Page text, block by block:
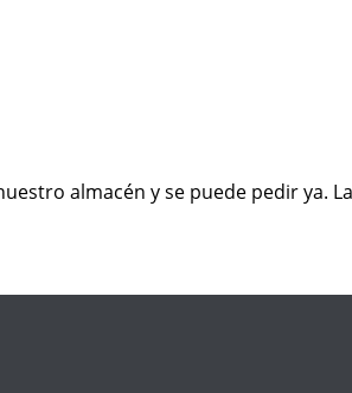
almacén y se puede pedir ya.